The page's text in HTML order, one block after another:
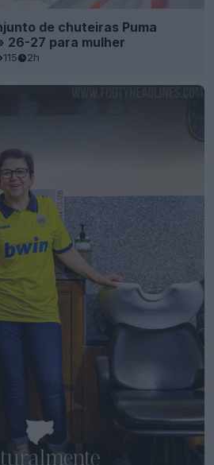
de chuteiras Puma
26-27 para mulher
115 2h